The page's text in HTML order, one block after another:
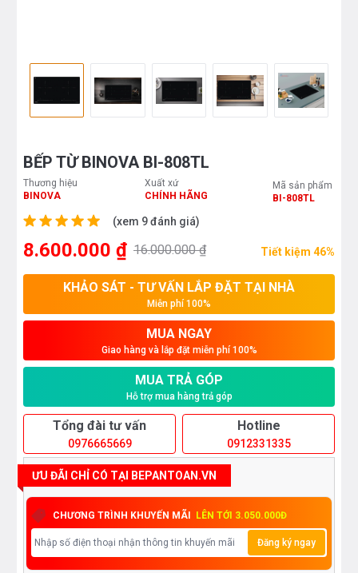
BẾP TỪ BINOVA BI-808TL
Thương hiệu
BINOVA
Xuất xứ
CHÍNH HÃNG
Mã sản phẩm
BI-808TL
(xem 9 đánh giá)
8.600.000 ₫ 16.000.000 ₫ Tiết kiệm 46%
KHẢO SÁT - TƯ VẤN LẮP ĐẶT TẠI NHÀ
Miễn phí 100%
MUA NGAY
Giao hàng và lắp đặt miễn phí 100%
MUA TRẢ GÓP
Hỗ trợ mua hàng trả góp
Tổng đài tư vấn
0976665669
Hotline
0912331335
ƯU ĐÃI CHỈ CÓ TẠI BEPANTOAN.VN
CHƯƠNG TRÌNH KHUYẾN MÃI LÊN TỚI 3.050.000Đ
Đăng ký ngay